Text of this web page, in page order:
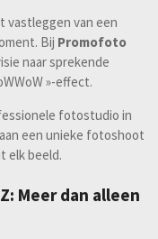
vastleggen van een
Bij Promofoto
naar sprekende
»-effect.
fotostudio in
een unieke fotoshoot
elk beeld.
Meer dan alleen